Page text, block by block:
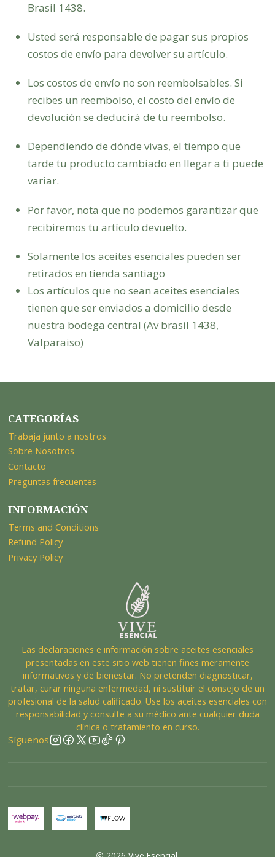
Brasil 1438.
Usted será responsable de pagar sus propios
costos de envío para devolver su artículo.
Los costos de envío no son reembolsables. Si
recibes un reembolso, el costo del envío de
devolución se deducirá de tu reembolso.
Dependiendo de dónde vivas, el tiempo que
tarde tu producto cambiado en llegar a ti puede
variar.
Por favor, nota que no podemos garantizar que
recibiremos tu artículo devuelto.
Solamente los aceites esenciales pueden ser
retirados en tienda santiago
Los artículos que no sean aceites esenciales
tienen que ser enviados a domicilio desde
nuestra bodega central (Av brasil 1438,
Valparaiso)
CATEGORÍAS
Trabaja junto a nostros
Sobre Nosotros
Contacto
Preguntas frecuentes
INFORMACIÓN
Terms and Conditions
Refund Policy
Privacy Policy
Las declaraciones e información sobre aceites esenciales
presentadas en este sitio web tienen fines meramente
informativos y de bienestar. No pretenden diagnosticar,
tratar, curar ninguna enfermedad, ni sustituir el consejo de un
profesional de la salud calificado. Use los aceites esenciales con
responsabilidad y consulte a su médico ante cualquier duda
clínica o tratamiento en curso.
Síguenos